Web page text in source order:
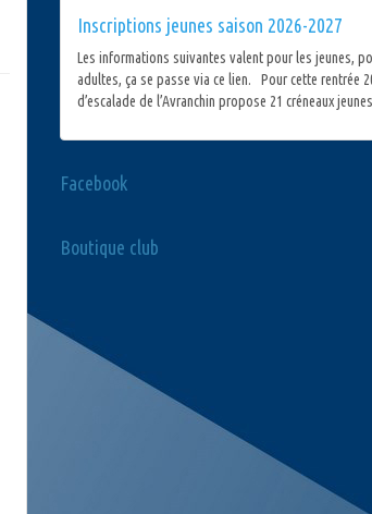
Inscriptions jeunes saison 2026-2027
Les informations suivantes valent pour les jeunes,
adultes, ça se passe via ce lien. Pour cette rentrée
d’escalade de l’Avranchin propose 21 créneaux
Facebook
Boutique club